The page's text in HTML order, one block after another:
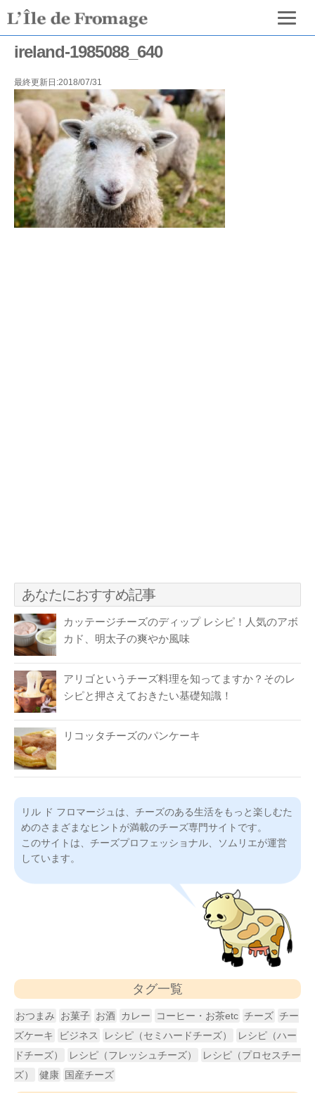
ireland-1985088_640
最終更新日:2018/07/31
あなたにおすすめ記事
カッテージチーズのディップ レシピ！人気のアボ
カド、明太子の爽やか風味
アリゴというチーズ料理を知ってますか？そのレ
シピと押さえておきたい基礎知識！
リコッタチーズのパンケーキ
リル ド フロマージュは、チーズのある生活をもっと楽しむた
めのさまざまなヒントが満載のチーズ専門サイトです。
このサイトは、チーズプロフェッショナル、ソムリエが運営
しています。
タグ一覧
おつまみ お菓子 お酒 カレー コーヒー・お茶etc チーズ チー
ズケーキ
ビジネス レシピ（セミハードチーズ）
レシピ（ハー
ドチーズ）
レシピ（フレッシュチーズ）
レシピ（プロセスチー
ズ）
健康 国産チーズ